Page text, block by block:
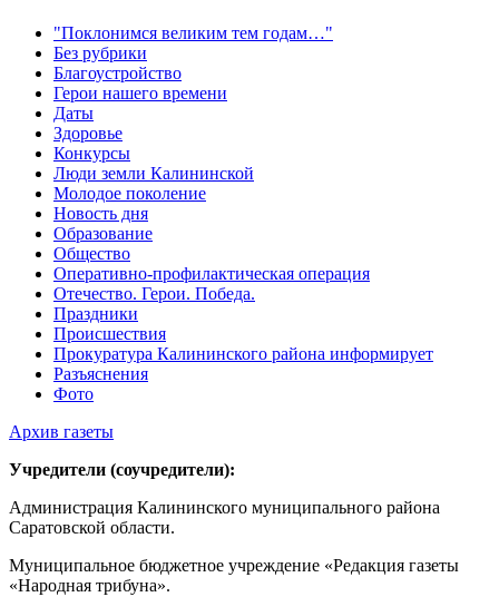
"Поклонимся великим тем годам…"
Без рубрики
Благоустройство
Герои нашего времени
Даты
Здоровье
Конкурсы
Люди земли Калининской
Молодое поколение
Новость дня
Образование
Общество
Оперативно-профилактическая операция
Отечество. Герои. Победа.
Праздники
Происшествия
Прокуратура Калининского района информирует
Разъяснения
Фото
Архив газеты
Учредители (соучредители):
Администрация Калининского муниципального района
Саратовской области.
Муниципальное бюджетное учреждение «Редакция газеты
«Народная трибуна».